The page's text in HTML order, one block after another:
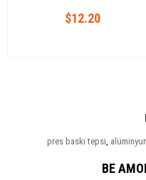
$12.20
pres baskı tepsi
BE